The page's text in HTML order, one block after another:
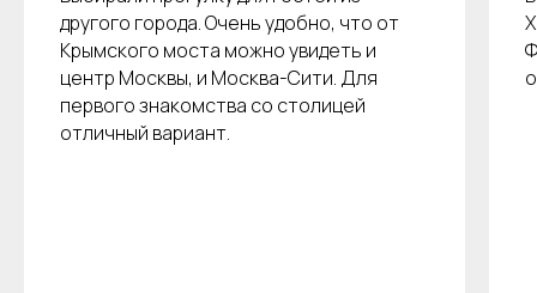
другого города. Очень удобно, что от
Крымского моста можно увидеть и
центр Москвы, и Москва-Сити. Для
первого знакомства со столицей
отличный вариант.